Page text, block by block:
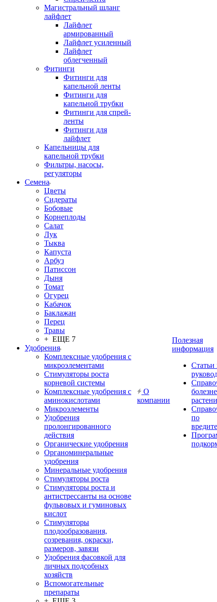
Магистральный шланг
лайфлет
Лайфлет
армированный
Лайфлет усиленный
Лайфлет
облегченный
Фитинги
Фитинги для
капельной ленты
Фитинги для
капельной трубки
Фитинги для спрей-
ленты
Фитинги для
лайфлет
Капельницы для
капельной трубки
Фильтры, насосы,
регуляторы
Семена
Цветы
Сидераты
Бобовые
Корнеплоды
Салат
Лук
Тыква
Капуста
Арбуз
Патиссон
Дыня
Томат
Огурец
Кабачок
Баклажан
Перец
Травы
+ ЕЩЕ 7
Удобрения
Комплексные удобрения с
микроэлементами
Стимуляторы роста
корневой системы
Комплексные удобрения с
аминокислотами
Микроэлементы
Удобрения
пролонгированного
действия
Органические удобрения
Органоминеральные
удобрения
Минеральные удобрения
Стимуляторы роста
Стимуляторы роста и
антистрессанты на основе
фульвовых и гуминовых
кислот
Стимуляторы
плодообразования,
созревания, окраски,
размеров, завязи
Удобрения фасовкой для
личных подсобных
хозяйств
Вспомогательные
препараты
О
компании
Полезная
информация
Статьи
по